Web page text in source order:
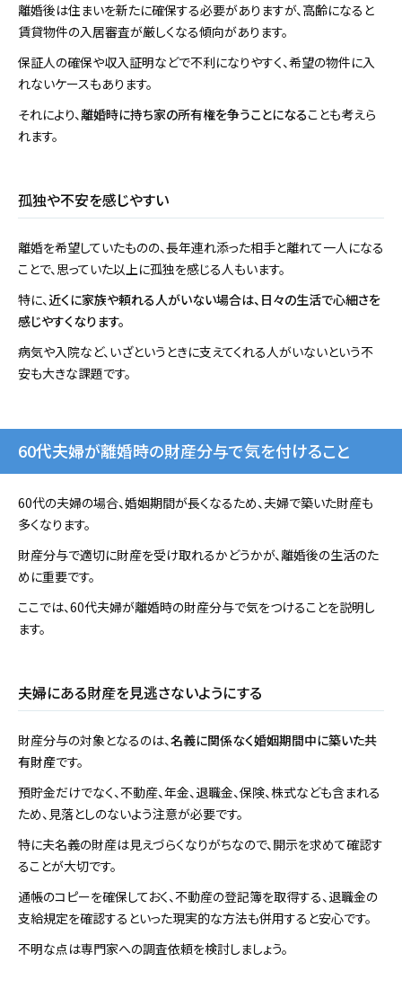
離婚後は住まいを新たに確保する必要がありますが、高齢になると
賃貸物件の入居審査が厳しくなる傾向があります。
保証人の確保や収入証明などで不利になりやすく、希望の物件に入
れないケースもあります。
それにより、離婚時に持ち家の所有権を争うことになることも考えら
れます。
孤独や不安を感じやすい
離婚を希望していたものの、長年連れ添った相手と離れて一人になる
ことで、思っていた以上に孤独を感じる人もいます。
特に、近くに家族や頼れる人がいない場合は、日々の生活で心細さを
感じやすくなります。
病気や入院など、いざというときに支えてくれる人がいないという不
安も大きな課題です。
60代夫婦が離婚時の財産分与で気を付けること
60代の夫婦の場合、婚姻期間が長くなるため、夫婦で築いた財産も
多くなります。
財産分与で適切に財産を受け取れるかどうかが、離婚後の生活のた
めに重要です。
ここでは、60代夫婦が離婚時の財産分与で気をつけることを説明し
ます。
夫婦にある財産を見逃さないようにする
財産分与の対象となるのは、名義に関係なく婚姻期間中に築いた共
有財産です。
預貯金だけでなく、不動産、年金、退職金、保険、株式なども含まれる
ため、見落としのないよう注意が必要です。
特に夫名義の財産は見えづらくなりがちなので、開示を求めて確認す
ることが大切です。
通帳のコピーを確保しておく、不動産の登記簿を取得する、退職金の
支給規定を確認するといった現実的な方法も併用すると安心です。
不明な点は専門家への調査依頼を検討しましょう。